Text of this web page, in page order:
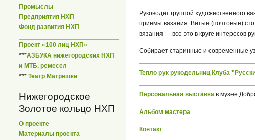
Промыслы
Предприятия НХП
Фонд развития НХП
Проект «100 лиц НХП»
***АЗБУКА нижегородских НХП
и МТБ, ремесел
*** Театр Матрешки
Нижегородское
Золотое кольцо НХП
О проекте
Материалы проекта
Руководит группой художественного
приемы вязания. Витые (почтовые)
вязания — все это в круге интересов
Собирает старинные и современные
Тепло рук рукодельниц Клуба
Персональная выставка в музее
Альбом мастера
Контакт